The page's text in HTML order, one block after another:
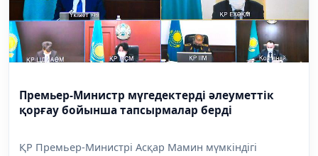
Премьер-Министр мүгедектерді әлеуметтік
қорғау бойынша тапсырмалар берді
ҚР Премьер-Министрі Асқар Мамин мүмкіндігі